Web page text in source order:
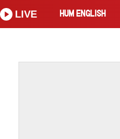
HUM ENGLISH
LIVE